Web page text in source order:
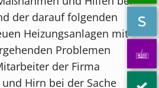
der darauf folgenden
Heizungsanlagen mit
Problemen
der Firma
Hirn bei der Sache